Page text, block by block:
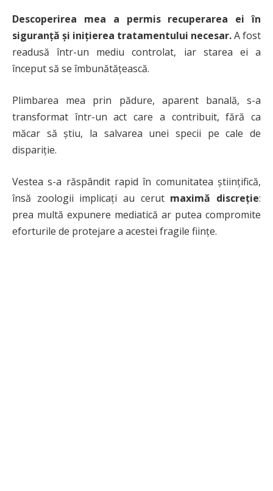
Descoperirea mea a permis recuperarea ei în
siguranță și inițierea tratamentului necesar.A fost
readusă într-un mediu controlat, iar starea ei a
început să se îmbunătățească.
Plimbarea mea prin pădure, aparent banală, s-a
transformat într-un act care a contribuit, fără ca
măcar să știu, la salvarea unei specii pe cale de
dispariție.
Vestea s-a răspândit rapid în comunitatea științifică,
însă zoologii implicați au cerut maximă discreție:
prea multă expunere mediatică ar putea compromite
eforturile de protejare a acestei fragile ființe.